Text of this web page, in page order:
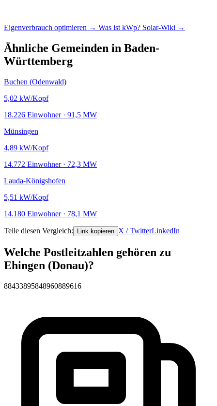
Eigenverbrauch optimieren → Was ist kWp? Solar-Wiki →
Ähnliche Gemeinden in Baden-
Württemberg
Buchen (Odenwald)
5,02 kW/Kopf
18.226 Einwohner · 91,5 MW
Münsingen
4,89 kW/Kopf
14.772 Einwohner · 72,3 MW
Lauda-Königshofen
5,51 kW/Kopf
14.180 Einwohner · 78,1 MW
Teile diesen Vergleich: Link kopieren X / TwitterLinkedIn
Welche Postleitzahlen gehören zu
Ehingen (Donau)?
88433895848960889616